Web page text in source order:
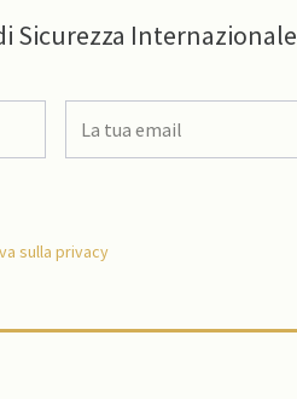
Sicurezza
sulla privacy